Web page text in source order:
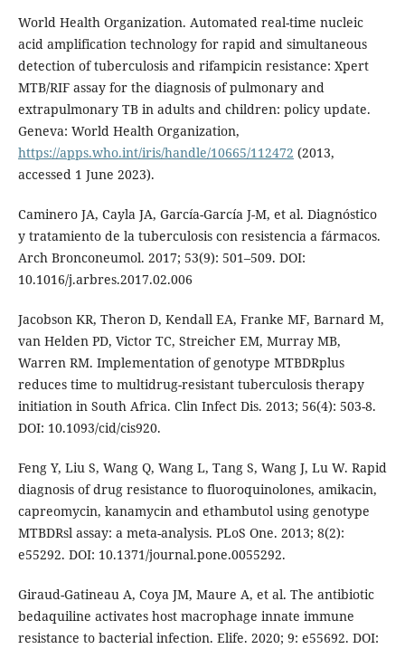
World Health Organization. Automated real-time nucleic
acid amplification technology for rapid and simultaneous
detection of tuberculosis and rifampicin resistance: Xpert
MTB/RIF assay for the diagnosis of pulmonary and
extrapulmonary TB in adults and children: policy update.
Geneva: World Health Organization,
https://apps.who.int/iris/handle/10665/112472 (2013,
accessed 1 June 2023).
Caminero JA, Cayla JA, García-García J-M, et al. Diagnóstico
y tratamiento de la tuberculosis con resistencia a fármacos.
Arch Bronconeumol. 2017; 53(9): 501–509. DOI:
10.1016/j.arbres.2017.02.006
Jacobson KR, Theron D, Kendall EA, Franke MF, Barnard M,
van Helden PD, Victor TC, Streicher EM, Murray MB,
Warren RM. Implementation of genotype MTBDRplus
reduces time to multidrug-resistant tuberculosis therapy
initiation in South Africa. Clin Infect Dis. 2013; 56(4): 503-8.
DOI: 10.1093/cid/cis920.
Feng Y, Liu S, Wang Q, Wang L, Tang S, Wang J, Lu W. Rapid
diagnosis of drug resistance to fluoroquinolones, amikacin,
capreomycin, kanamycin and ethambutol using genotype
MTBDRsl assay: a meta-analysis. PLoS One. 2013; 8(2):
e55292. DOI: 10.1371/journal.pone.0055292.
Giraud-Gatineau A, Coya JM, Maure A, et al. The antibiotic
bedaquiline activates host macrophage innate immune
resistance to bacterial infection. Elife. 2020; 9: e55692. DOI: